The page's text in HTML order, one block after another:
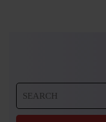
for: